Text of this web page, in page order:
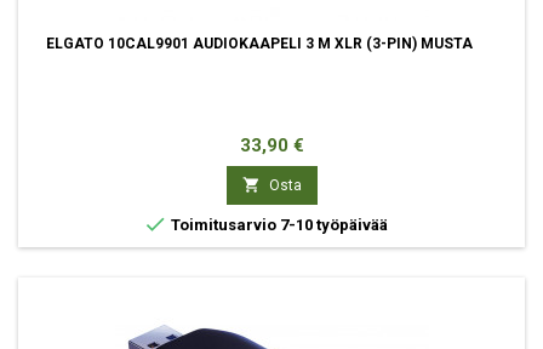
ELGATO 10CAL9901 AUDIOKAAPELI 3 M XLR (3-PIN) MUSTA
Hinta
33,90 €
 Osta
 Toimitusarvio 7-10 työpäivää